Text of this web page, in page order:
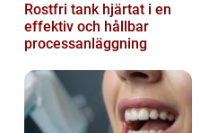
Rostfri tank hjärtat i en
effektiv och hållbar
processanläggning